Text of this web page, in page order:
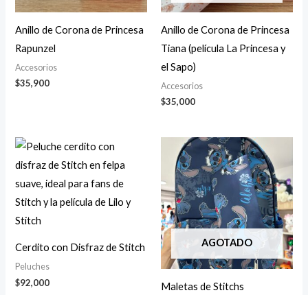
Anillo de Corona de Princesa
Rapunzel
Accesorios
$35,900
Anillo de Corona de Princesa
Tiana (película La Princesa y
el Sapo)
Accesorios
$35,000
Cerdito con Disfraz de Stitch
Peluches
$92,000
AGOTADO
Maletas de Stitchs